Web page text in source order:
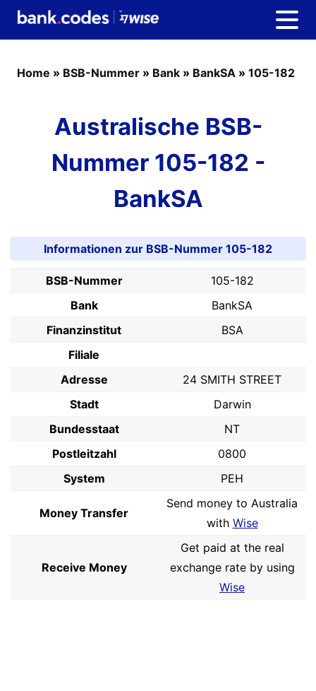
Home » BSB-Nummer » Bank » BankSA » 105-182
Australische BSB-
Nummer 105-182 -
BankSA
Informationen zur BSB-Nummer 105-182
BSB-Nummer
105-182
Bank
BankSA
Finanzinstitut
BSA
Filiale
Adresse
24 SMITH STREET
Stadt
Darwin
Bundesstaat
NT
Postleitzahl
0800
System
PEH
Money Transfer
Send money to Australia
with Wise
Receive Money
Get paid at the real
exchange rate by using
Wise